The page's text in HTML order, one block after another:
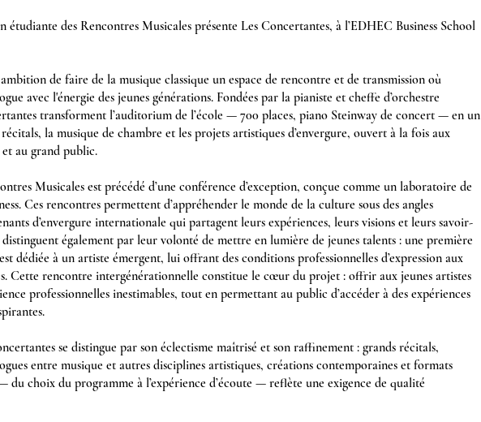
étudiante des Rencontres Musicales présente Les Concertantes, à l’EDHEC Business School
de faire de la musique classique un espace de rencontre et de transmission où
avec l'énergie des jeunes générations. Fondées par la pianiste et cheffe d’orchestre
transforment l’auditorium de l’école — 700 places, piano Steinway de concert — en un
la musique de chambre et les projets artistiques d’envergure, ouvert à la fois aux
au grand public.
Musicales est précédé d’une conférence d’exception, conçue comme un laboratoire de
Ces rencontres permettent d’appréhender le monde de la culture sous des angles
d’envergure internationale qui partagent leurs expériences, leurs visions et leurs savoir-
également par leur volonté de mettre en lumière de jeunes talents : une première
dédiée à un artiste émergent, lui offrant des conditions professionnelles d’expression aux
Cette rencontre intergénérationnelle constitue le cœur du projet : offrir aux jeunes artistes
professionnelles inestimables, tout en permettant au public d’accéder à des expériences
se distingue par son éclectisme maîtrisé et son raffinement : grands récitals,
entre musique et autres disciplines artistiques, créations contemporaines et formats
du choix du programme à l’expérience d’écoute — reflète une exigence de qualité